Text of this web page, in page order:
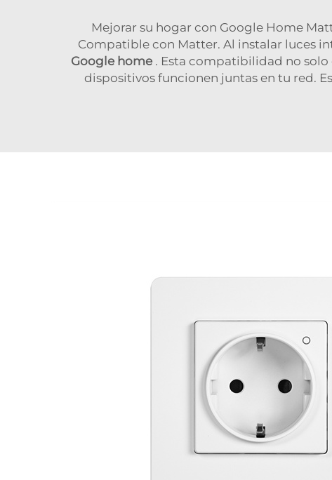
Mejorar su hogar con Google Home
Compatible con Matter. Al instalar luces
Google home . Esta compatibilidad no
dispositivos funcionen juntas en tu red.